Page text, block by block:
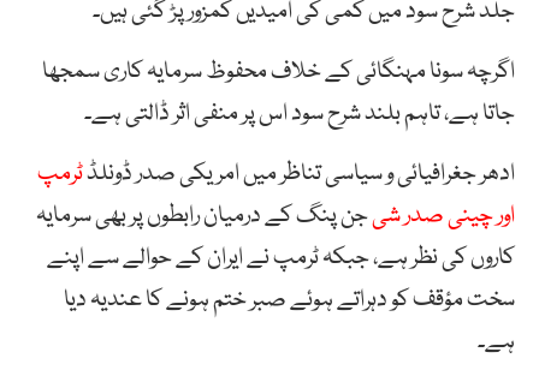
جلد شرح سود میں کمی کی امیدیں کمزور پڑ گئی ہیں۔
اگرچہ سونا مہنگائی کے خلاف محفوظ سرمایہ کاری سمجھا
جاتا ہے، تاہم بلند شرح سود اس پر منفی اثر ڈالتی ہے۔
ادھر جغرافیائی و سیاسی تناظر میں امریکی صدر ڈونلڈٹرمپ
اور چینی صدر شیجن پنگ کے درمیان رابطوں پر بھی سرمایہ
کاروں کی نظر ہے، جبکہ ٹرمپ نے ایران کے حوالے سے اپنے
سخت مؤقف کو دہراتے ہوئے صبر ختم ہونے کا عندیہ دیا
ہے۔